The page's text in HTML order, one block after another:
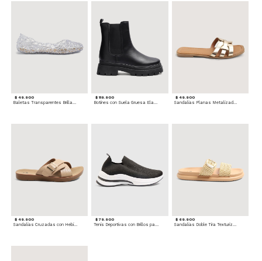
$ 49.900 $ 119.900 $ 49.900
$ 49.900
Sandalias Cruzadas con Hebilla
$ 79.900
Tenis Deportivas con Brillos para mujer
$ 69.900
Sandalias Doble Tira Texturizada